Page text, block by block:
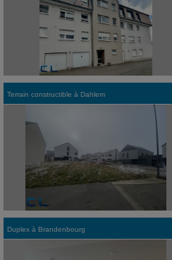
Terrain constructible à Dahlem
Duplex à Brandenbourg